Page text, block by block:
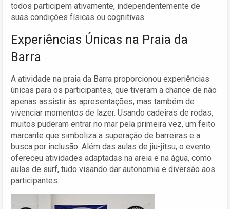
todos participem ativamente, independentemente de
suas condições físicas ou cognitivas.
Experiências Únicas na Praia da
Barra
A atividade na praia da Barra proporcionou experiências
únicas para os participantes, que tiveram a chance de não
apenas assistir às apresentações, mas também de
vivenciar momentos de lazer. Usando cadeiras de rodas,
muitos puderam entrar no mar pela primeira vez, um feito
marcante que simboliza a superação de barreiras e a
busca por inclusão. Além das aulas de jiu-jitsu, o evento
ofereceu atividades adaptadas na areia e na água, como
aulas de surf, tudo visando dar autonomia e diversão aos
participantes.